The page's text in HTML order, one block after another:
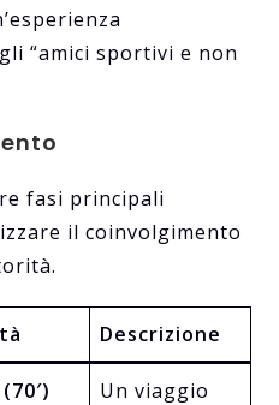
“amici sportivi e non
fasi principali
il coinvolgimento
Descrizione
Un viaggio